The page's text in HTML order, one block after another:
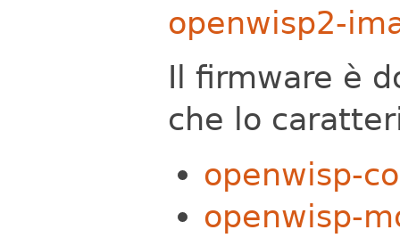
openwisp2-
Il firmware è
che lo
openwisp-
openwisp-